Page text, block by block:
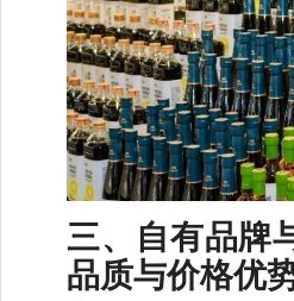
三、自有品牌
品质与价格优